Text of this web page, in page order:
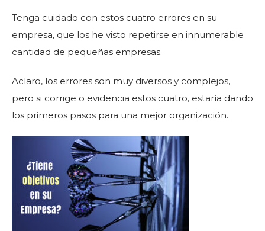
Tenga cuidado con estos cuatro errores en su
empresa, que los he visto repetirse en innumerable
cantidad de pequeñas empresas.
Aclaro, los errores son muy diversos y complejos,
pero si corrige o evidencia estos cuatro, estaría dando
los primeros pasos para una mejor organización.